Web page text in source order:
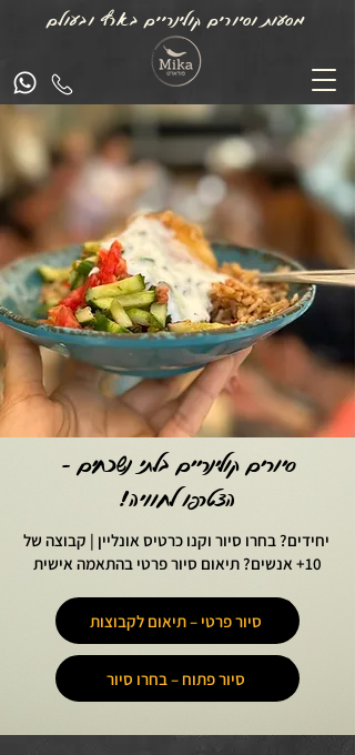
מסעות וסיורים קולינריים בארץ ובעולם
סיורים קולינריים בלתי נשכחים –
הצטרפו לחוויה!
יחידים? בחרו סיור וקנו כרטיס אונליין | קבוצה של
10+ אנשים? תיאום סיור פרטי בהתאמה אישית
סיור פרטי – תיאום לקבוצות
סיור פתוח – בחרו סיור